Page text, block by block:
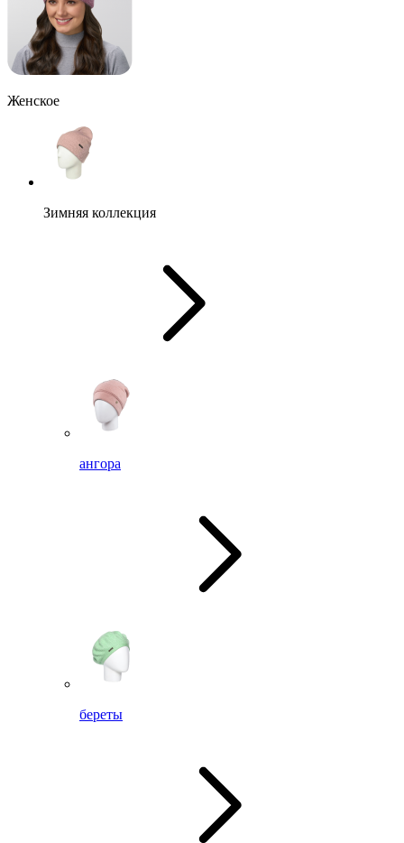
Женское
Зимняя коллекция
ангора
береты